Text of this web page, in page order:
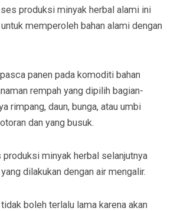
produksi minyak herbal alami ini
memperoleh bahan alami dengan
panen pada komoditi bahan
rempah yang dipilih bagian-
rimpang, daun, bunga, atau umbi
dan yang busuk.
minyak herbal selanjutnya
dilakukan dengan air mengalir.
boleh terlalu lama karena akan